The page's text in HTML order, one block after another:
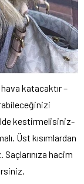
katacaktır –
kestirmelisiniz-
Üst kısımlardan
Saçlarınıza hacim